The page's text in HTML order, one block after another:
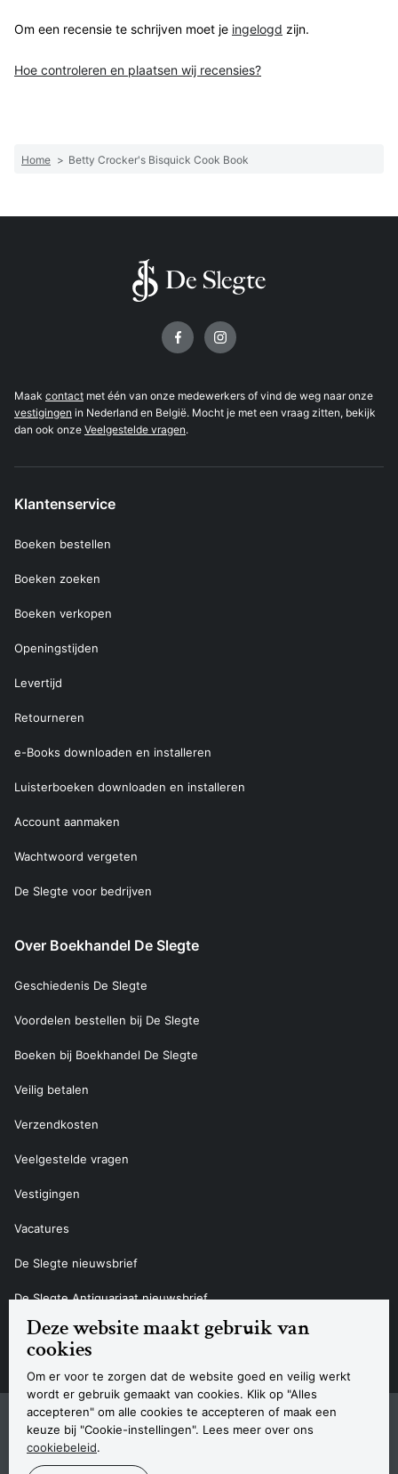
Deze website maakt gebruik van
cookies
Om er voor te zorgen dat de website goed en veilig werkt
wordt er gebruik gemaakt van cookies. Klik op "Alles
accepteren" om alle cookies te accepteren of maak een
keuze bij "Cookie-instellingen". Lees meer over ons
cookiebeleid.
Om een recensie te schrijven moet je ingelogd zijn.
Hoe controleren en plaatsen wij recensies?
Home > Betty Crocker's Bisquick Cook Book
Maak contact met één van onze medewerkers of vind de weg naar onze
vestigingen in Nederland en België. Mocht je met een vraag zitten, bekijk
dan ook onze Veelgestelde vragen.
Klantenservice
Boeken bestellen
Boeken zoeken
Boeken verkopen
Openingstijden
Levertijd
Retourneren
e-Books downloaden en installeren
Luisterboeken downloaden en installeren
Account aanmaken
Wachtwoord vergeten
De Slegte voor bedrijven
Over Boekhandel De Slegte
Geschiedenis De Slegte
Voordelen bestellen bij De Slegte
Boeken bij Boekhandel De Slegte
Veilig betalen
Verzendkosten
Veelgestelde vragen
Vestigingen
Vacatures
De Slegte nieuwsbrief
De Slegte Antiquariaat nieuwsbrief
Contact
SitemapPrivacyverklaring CookieverklaringAlgemene voorwaardenDisclaimer
Contact